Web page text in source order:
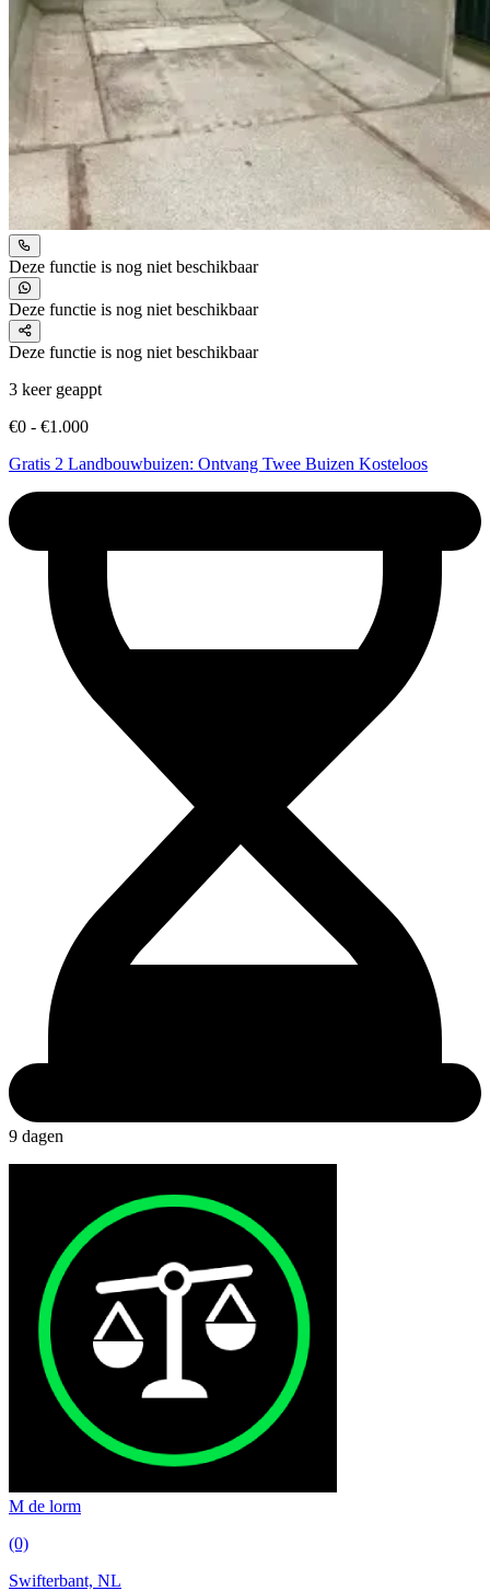
Deze functie is nog niet beschikbaar
Deze functie is nog niet beschikbaar
Deze functie is nog niet beschikbaar
3 keer geappt
€0 - €1.000
Gratis 2 Landbouwbuizen: Ontvang Twee Buizen Kosteloos
9 dagen
M de lorm
(0)
Swifterbant, NL